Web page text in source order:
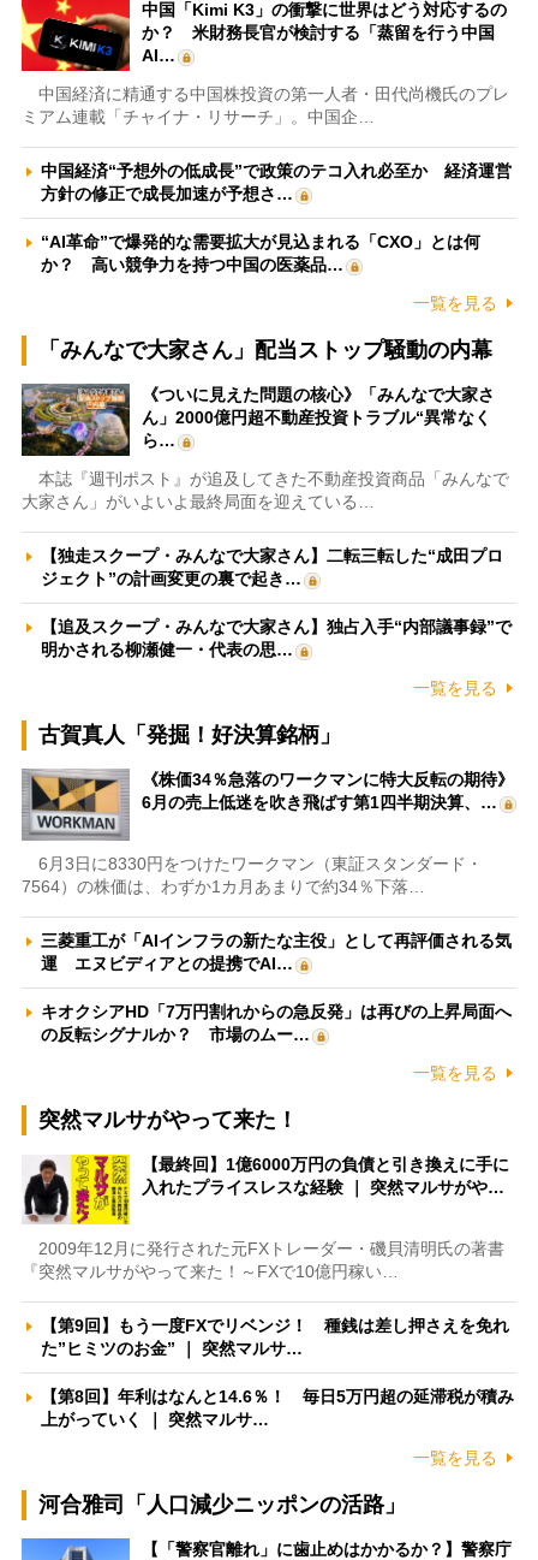
中国「Kimi K3」の衝撃に世界はどう対応するの
か？ 米財務長官が検討する「蒸留を行う中国
AI…
中国経済に精通する中国株投資の第一人者・田代尚機氏のプレ
ミアム連載「チャイナ・リサーチ」。中国企…
中国経済“予想外の低成長”で政策のテコ入れ必至か 経済運営
方針の修正で成長加速が予想さ…
“AI革命”で爆発的な需要拡大が見込まれる「CXO」とは何
か？ 高い競争力を持つ中国の医薬品…
一覧を見る
「みんなで大家さん」配当ストップ騒動の内幕
《ついに見えた問題の核心》「みんなで大家さ
ん」2000億円超不動産投資トラブル“異常なく
ら…
本誌『週刊ポスト』が追及してきた不動産投資商品「みんなで
大家さん」がいよいよ最終局面を迎えている…
【独走スクープ・みんなで大家さん】二転三転した“成田プロ
ジェクト”の計画変更の裏で起き…
【追及スクープ・みんなで大家さん】独占入手“内部議事録”で
明かされる柳瀬健一・代表の思…
一覧を見る
古賀真人「発掘！好決算銘柄」
《株価34％急落のワークマンに特大反転の期待》
6月の売上低迷を吹き飛ばす第1四半期決算、…
6月3日に8330円をつけたワークマン（東証スタンダード・
7564）の株価は、わずか1カ月あまりで約34％下落…
三菱重工が「AIインフラの新たな主役」として再評価される気
運 エヌビディアとの提携でAI…
キオクシアHD「7万円割れからの急反発」は再びの上昇局面へ
の反転シグナルか？ 市場のムー…
一覧を見る
突然マルサがやって来た！
【最終回】1億6000万円の負債と引き換えに手に
入れたプライスレスな経験 ｜ 突然マルサがや…
2009年12月に発行された元FXトレーダー・磯貝清明氏の著書
『突然マルサがやって来た！～FXで10億円稼い…
【第9回】もう一度FXでリベンジ！ 種銭は差し押さえを免れ
た”ヒミツのお金” ｜ 突然マルサ…
【第8回】年利はなんと14.6％！ 毎日5万円超の延滞税が積み
上がっていく ｜ 突然マルサ…
一覧を見る
河合雅司「人口減少ニッポンの活路」
【「警察官離れ」に歯止めはかかるか？】警察庁